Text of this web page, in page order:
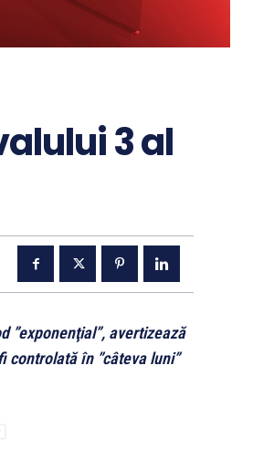
3 al
”exponenţial”, avertizează
controlată în ”câteva luni”